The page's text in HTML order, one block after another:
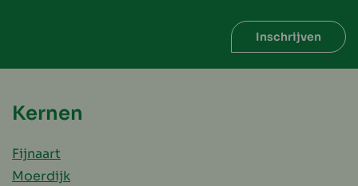
Inschrijven
Kernen
Fijnaart
Moerdijk